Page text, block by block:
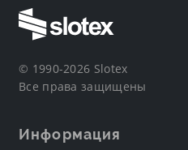
© 1990-2026 Slotex
Все права защищены
Информация